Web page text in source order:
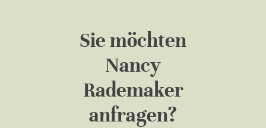
Sie möchten
Nancy
Rademaker
anfragen?